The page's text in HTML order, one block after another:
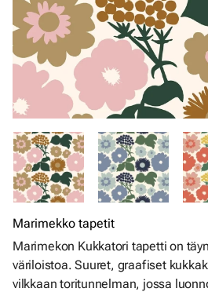
Marimekko tapetit
Marimekon Kukkatori tapetti on
väriloistoa. Suuret, graafiset
vilkkaan toritunnelman, jossa